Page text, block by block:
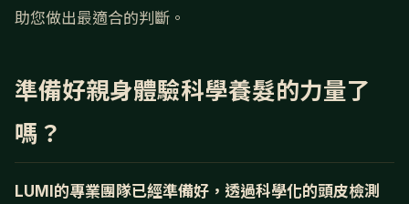
助您做出最適合的判斷。
準備好親身體驗科學養髮的力量了
嗎？
LUMI的專業團隊已經準備好，透過科學化的頭皮檢測